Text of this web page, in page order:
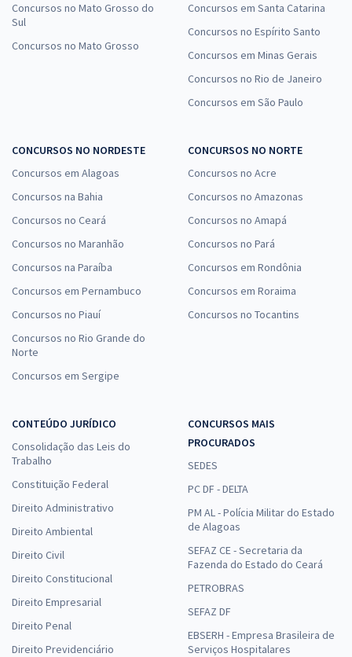
Concursos no Mato Grosso do
Sul
Concursos no Mato Grosso
Concursos em Santa Catarina
Concursos no Espírito Santo
Concursos em Minas Gerais
Concursos no Rio de Janeiro
Concursos em São Paulo
CONCURSOS NO NORDESTE
Concursos em Alagoas
Concursos na Bahia
Concursos no Ceará
Concursos no Maranhão
Concursos na Paraíba
Concursos em Pernambuco
Concursos no Piauí
Concursos no Rio Grande do
Norte
Concursos em Sergipe
CONCURSOS NO NORTE
Concursos no Acre
Concursos no Amazonas
Concursos no Amapá
Concursos no Pará
Concursos em Rondônia
Concursos em Roraima
Concursos no Tocantins
CONTEÚDO JURÍDICO
Consolidação das Leis do
Trabalho
Constituição Federal
Direito Administrativo
Direito Ambiental
Direito Civil
Direito Constitucional
Direito Empresarial
Direito Penal
Direito Previdenciário
CONCURSOS MAIS
PROCURADOS
SEDES
PC DF - DELTA
PM AL - Polícia Militar do Estado
de Alagoas
SEFAZ CE - Secretaria da
Fazenda do Estado do Ceará
PETROBRAS
SEFAZ DF
EBSERH - Empresa Brasileira de
Serviços Hospitalares